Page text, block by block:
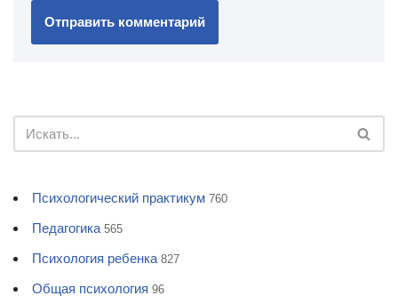
Психологический практикум 760
Педагогика 565
Психология ребенка 827
Общая психология 96